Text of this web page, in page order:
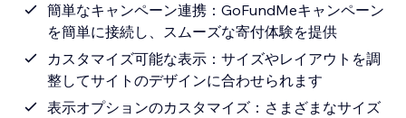
簡単なキャンペーン連携：GoFundMeキャンペーン
を簡単に接続し、スムーズな寄付体験を提供
カスタマイズ可能な表示：サイズやレイアウトを調
整してサイトのデザインに合わせられます
表示オプションのカスタマイズ：さまざまなサイズ